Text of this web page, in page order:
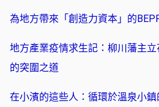
為地方帶來「創造力資本」的
地方產業疫情求生記：柳川藩主
的突圍之道
在小濱的這些人：循環於溫泉小鎮